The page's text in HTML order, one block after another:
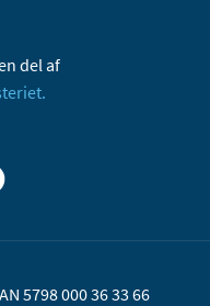
del af
5798 000 36 33 66